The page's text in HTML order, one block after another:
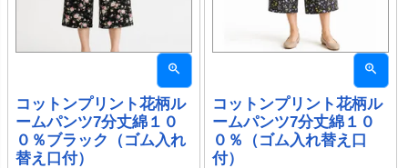
コットンプリント花柄ル
ームパンツ7分丈綿１０
０％ブラック（ゴム入れ
替え口付）
コットンプリント花柄ル
ームパンツ7分丈綿１０
０％（ゴム入れ替え口
付）